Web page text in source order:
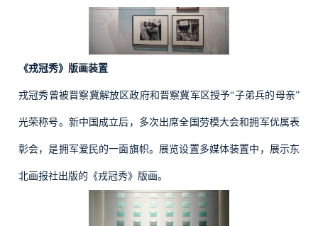
《戎冠秀》版画装置
戎冠秀曾被晋察冀解放区政府和晋察冀军区授予“子弟兵的母亲”
光荣称号。新中国成立后，多次出席全国劳模大会和拥军优属表
彰会，是拥军爱民的一面旗帜。展览设置多媒体装置中，展示东
北画报社出版的《戎冠秀》版画。